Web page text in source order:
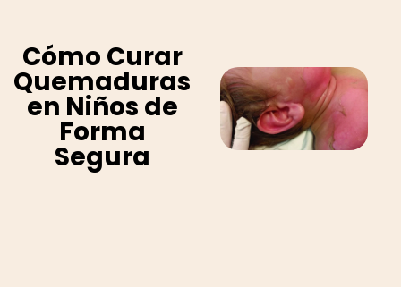
Cómo Curar
Quemaduras
en Niños de
Forma
Segura